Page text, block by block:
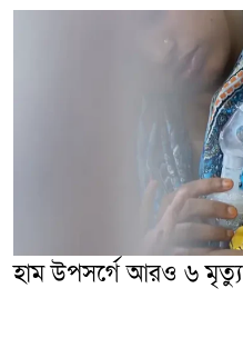
হাম উপসর্গে আরও ৬ মৃত্যু